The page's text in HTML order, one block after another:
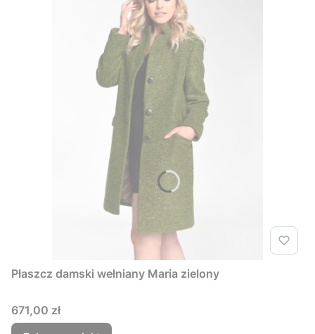
Płaszcz damski wełniany Maria zielony
Cena
671,00 zł